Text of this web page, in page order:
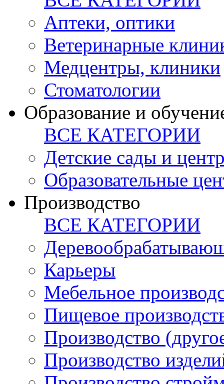
Аптеки, оптики
Ветеринарные
Медцентры, клиники
Стоматологии
Образование и
ВСЕ КАТЕГОРИИ
Детские сады и
Образовательные
Производство
ВСЕ КАТЕГОРИИ
Карьеры
Мебельное
Пищевое
Производство
Производство